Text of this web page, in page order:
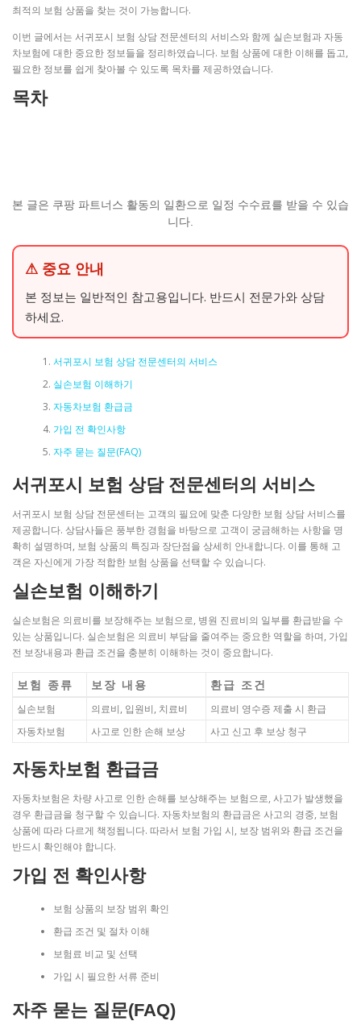
최적의 보험 상품을 찾는 것이 가능합니다.
이번 글에서는 서귀포시 보험 상담 전문센터의 서비스와 함께 실손보험과 자동
차보험에 대한 중요한 정보들을 정리하였습니다. 보험 상품에 대한 이해를 돕고,
필요한 정보를 쉽게 찾아볼 수 있도록 목차를 제공하였습니다.
목차
본 글은 쿠팡 파트너스 활동의 일환으로 일정 수수료를 받을 수 있습
니다.
⚠ 중요 안내
본 정보는 일반적인 참고용입니다. 반드시 전문가와 상담
하세요.
서귀포시 보험 상담 전문센터의 서비스
실손보험 이해하기
자동차보험 환급금
가입 전 확인사항
자주 묻는 질문(FAQ)
서귀포시 보험 상담 전문센터의 서비스
서귀포시 보험 상담 전문센터는 고객의 필요에 맞춘 다양한 보험 상담 서비스를
제공합니다. 상담사들은 풍부한 경험을 바탕으로 고객이 궁금해하는 사항을 명
확히 설명하며, 보험 상품의 특징과 장단점을 상세히 안내합니다. 이를 통해 고
객은 자신에게 가장 적합한 보험 상품을 선택할 수 있습니다.
실손보험 이해하기
실손보험은 의료비를 보장해주는 보험으로, 병원 진료비의 일부를 환급받을 수
있는 상품입니다. 실손보험은 의료비 부담을 줄여주는 중요한 역할을 하며, 가입
전 보장내용과 환급 조건을 충분히 이해하는 것이 중요합니다.
보험 종류 보장 내용 환급 조건
실손보험 의료비, 입원비, 치료비
의료비 영수증 제출 시 환급
자동차보험
사고로 인한 손해 보상 사고 신고 후 보상 청구
자동차보험 환급금
자동차보험은 차량 사고로 인한 손해를 보상해주는 보험으로, 사고가 발생했을
경우 환급금을 청구할 수 있습니다. 자동차보험의 환급금은 사고의 경중, 보험
상품에 따라 다르게 책정됩니다. 따라서 보험 가입 시, 보장 범위와 환급 조건을
반드시 확인해야 합니다.
가입 전 확인사항
보험 상품의 보장 범위 확인
환급 조건 및 절차 이해
보험료 비교 및 선택
가입 시 필요한 서류 준비
자주 묻는 질문(FAQ)